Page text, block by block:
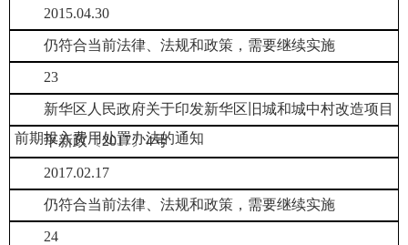
2015.04.30
仍符合当前法律、法规和政策，需要继续实施
23
新华区人民政府关于印发新华区旧城和城中村改造项目
前期投入费用处置办法的通知
平新政〔2017〕4号
2017.02.17
仍符合当前法律、法规和政策，需要继续实施
24